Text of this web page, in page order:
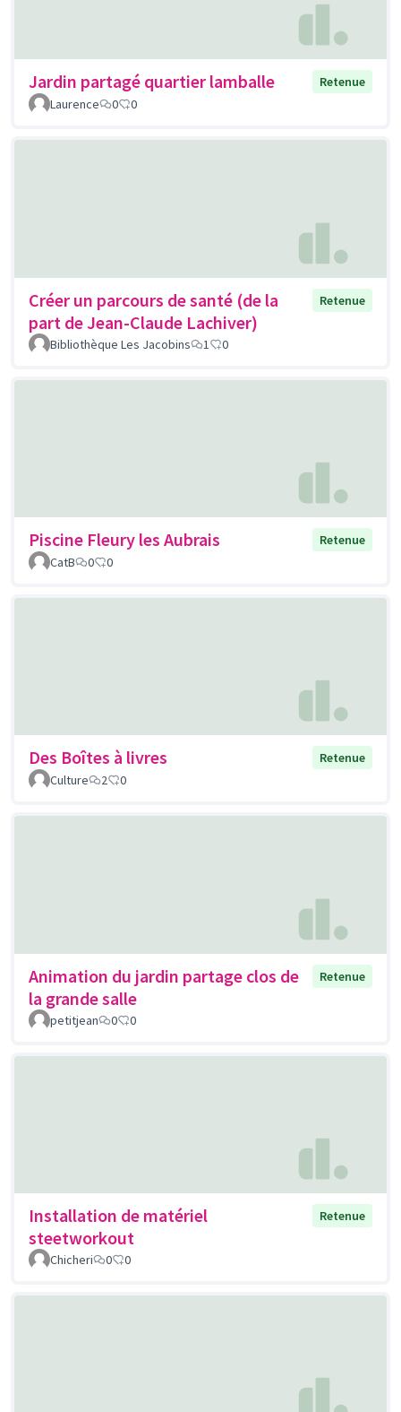
Jardin partagé quartier lamballe
Retenue
Laurence
0 0
Créer un parcours de santé (de la
part de Jean-Claude Lachiver)
Retenue
Bibliothèque Les Jacobins 1 0
Piscine Fleury les Aubrais
Retenue
CatB
0 0
Des Boîtes à livres
Retenue
Culture
2 0
Animation du jardin partage clos de
la grande salle
Retenue
petitjean 0 0
Installation de matériel
steetworkout
Retenue
Chicheri 0 0